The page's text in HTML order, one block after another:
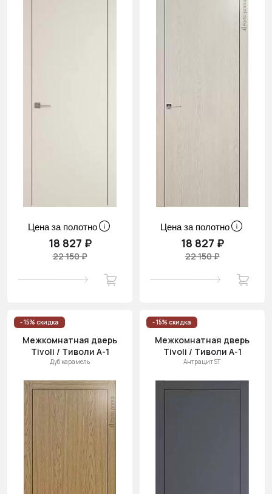
Цена за полотно
18 827 ₽
22 150 ₽
Цена за полотно
18 827 ₽
22 150 ₽
- 15% скидка
Межкомнатная дверь
Tivoli / Тиволи А-1
Дуб карамель
- 15% скидка
Межкомнатная дверь
Tivoli / Тиволи А-1
Антрацит ST